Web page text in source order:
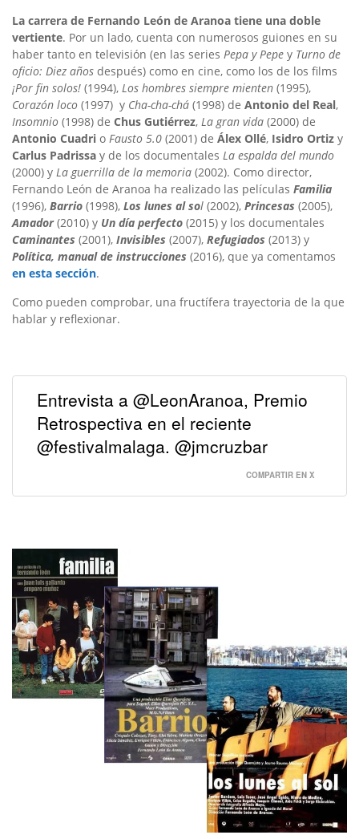
La carrera de Fernando León de Aranoa tiene una doble
vertiente. Por un lado, cuenta con numerosos guiones en su
haber tanto en televisión (en las series Pepa y Pepe y Turno de
oficio: Diez años después) como en cine, como los de los films
¡Por fin solos! (1994), Los hombres siempre mienten (1995),
Corazón loco (1997) y Cha-cha-chá (1998) de Antonio del Real,
Insomnio (1998) de Chus Gutiérrez, La gran vida (2000) de
Antonio Cuadri o Fausto 5.0 (2001) de Álex Ollé, Isidro Ortiz y
Carlus Padrissa y de los documentales La espalda del mundo
(2000) y La guerrilla de la memoria (2002). Como director,
Fernando León de Aranoa ha realizado las películas Familia
(1996), Barrio (1998), Los lunes al sol (2002), Princesas (2005),
Amador(2010) y Un día perfecto (2015) y los documentales
Caminantes (2001), Invisibles (2007), Refugiados (2013) y
Política, manual de instrucciones (2016), que ya comentamos
en esta sección.
Como pueden comprobar, una fructífera trayectoria de la que
hablar y reflexionar.
Entrevista a @LeonAranoa, Premio
Retrospectiva en el reciente
@festivalmalaga. @jmcruzbar
COMPARTIR EN X